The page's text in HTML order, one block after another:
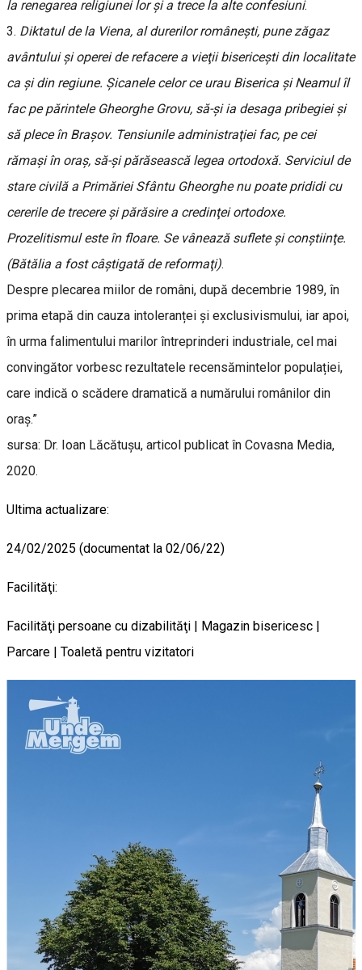
la renegarea religiunei lor şi a trece la alte confesiuni.
3. Diktatul de la Viena, al durerilor româneşti, pune zăgaz
avântului şi operei de refacere a vieţii bisericeşti din localitate
ca şi din regiune. Şicanele celor ce urau Biserica şi Neamul îl
fac pe părintele Gheorghe Grovu, să-şi ia desaga pribegiei şi
să plece în Braşov. Tensiunile administraţiei fac, pe cei
rămași în oraș, să-şi părăsească legea ortodoxă. Serviciul de
stare civilă a Primăriei Sfântu Gheorghe nu poate prididi cu
cererile de trecere şi părăsire a credinţei ortodoxe.
Prozelitismul este în floare. Se vânează suflete şi conştiinţe.
(Bătălia a fost câştigată de reformaţi).
Despre plecarea miilor de români, după decembrie 1989, în
prima etapă din cauza intoleranței și exclusivismului, iar apoi,
în urma falimentului marilor întreprinderi industriale, cel mai
convingător vorbesc rezultatele recensămintelor populației,
care indică o scădere dramatică a numărului românilor din
oraș.”
sursa: Dr. Ioan Lăcătușu, articol publicat în Covasna Media,
2020.
Ultima actualizare:
24/02/2025 (documentat la 02/06/22)
Facilităţi:
Facilităţi persoane cu dizabilităţi | Magazin bisericesc |
Parcare | Toaletă pentru vizitatori